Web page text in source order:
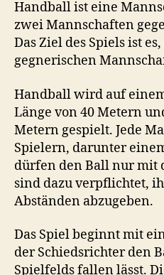
Handball ist eine
zwei Mannschaften
Das Ziel des Spiels ist
gegnerischen
Handball wird auf
Länge von 40 Metern
Metern gespielt. Jede
Spielern, darunter
dürfen den Ball nur mit
sind dazu verpflichtet,
Abständen abzugeben.
Das Spiel beginnt mit
der Schiedsrichter den
Spielfelds fallen lässt.